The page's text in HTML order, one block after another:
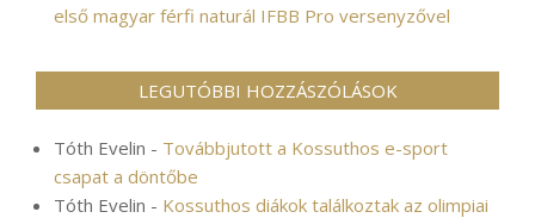
első magyar férfi naturál IFBB Pro versenyzővel
LEGUTÓBBI HOZZÁSZÓLÁSOK
Tóth Evelin - Továbbjutott a Kossuthos e-sport
csapat a döntőbe
Tóth Evelin - Kossuthos diákok találkoztak az olimpiai